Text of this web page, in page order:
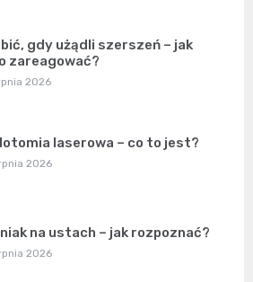
gdy użądli szerszeń – jak
zareagować?
2026
laserowa – co to jest?
2026
na ustach – jak rozpoznać?
2026